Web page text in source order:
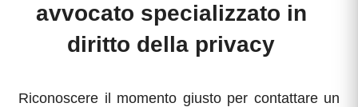
avvocato specializzato in
diritto della privacy
Riconoscere il momento giusto per contattare un